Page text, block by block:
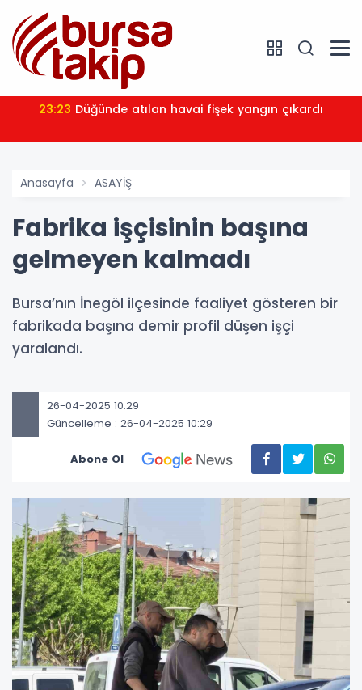
23:23 Düğünde atılan havai fişek yangın çıkardı
Anasayfa ASAYİŞ
Fabrika işçisinin başına
gelmeyen kalmadı
Bursa’nın İnegöl ilçesinde faaliyet gösteren bir
fabrikada başına demir profil düşen işçi
yaralandı.
26-04-2025 10:29
Güncelleme : 26-04-2025 10:29
Abone Ol